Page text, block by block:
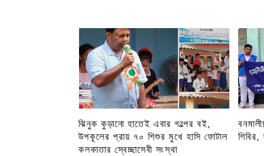
ঝিনুক কুড়ানো হাতেই এবার গল্পের বই,
উপকূলের প্রায় ৭০ শিশুর মুখে হাসি ফোটাল
কলকাতার স্বেচ্ছাসেবী সংস্থা